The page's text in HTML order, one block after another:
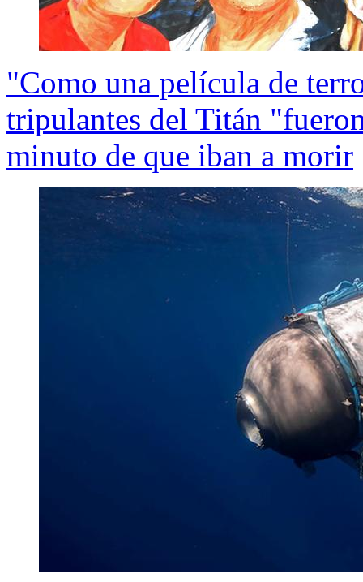
"Como una película de
tripulantes del Titán
minuto de que iban a morir